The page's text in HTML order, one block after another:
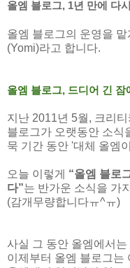
올엠 블로그, 1년 만에 다
올엠 블로그의 운영을
(Yomi)라고 합니다.
올엠 블로그, 드디어 긴 잠
지난 2011년 5월, 크리
블로그가 오랫동안 소식
묵 기간 동안 '대체 올엠
오늘 이렇게 “올엠 블로
다”는 반가운 소식을 가
(감개무량합니다ㅠ^ㅠ)
사실 그 동안 올엠에서
이제부터 올엠 블로그는